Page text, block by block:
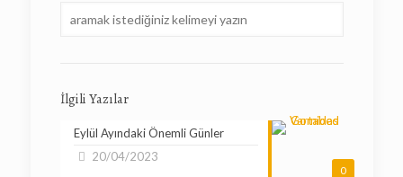
İlgili Yazılar
0
Eylül Ayındaki Önemli Günler
20/04/2023